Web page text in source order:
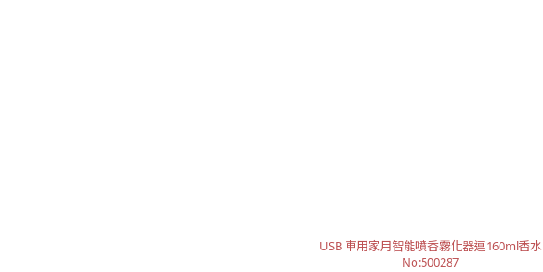
USB 車用家用智能噴香霧化器連160ml香水
No:500287